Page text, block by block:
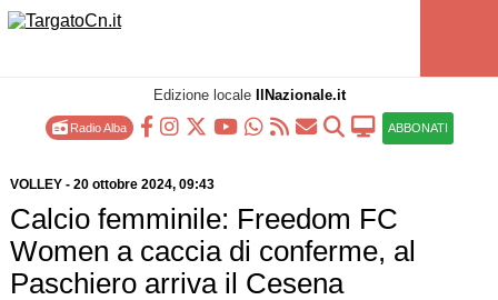
Edizione locale IlNazionale.it
Radio Alba ABBONATI
VOLLEY- 20 ottobre 2024, 09:43
Calcio femminile: Freedom FC
Women a caccia di conferme, al
Paschiero arriva il Cesena